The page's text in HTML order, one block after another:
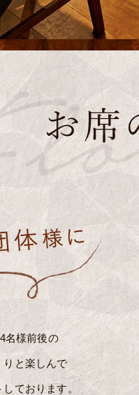
名様前後の
りと楽しんで
ております。